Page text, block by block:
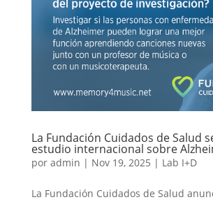
La Fundación Cuidados de Salud
estudio internacional sobre
por admin | Nov 19, 2025 | Lab I+D
La Fundación Cuidados de Salud